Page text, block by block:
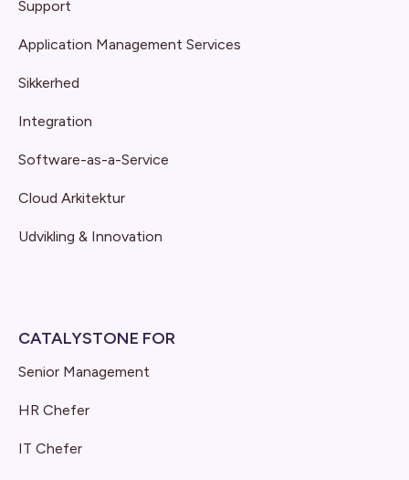
Support
Application Management Services
Sikkerhed
Integration
Software-as-a-Service
Cloud Arkitektur
Udvikling & Innovation
CATALYSTONE FOR
Senior Management
HR Chefer
IT Chefer